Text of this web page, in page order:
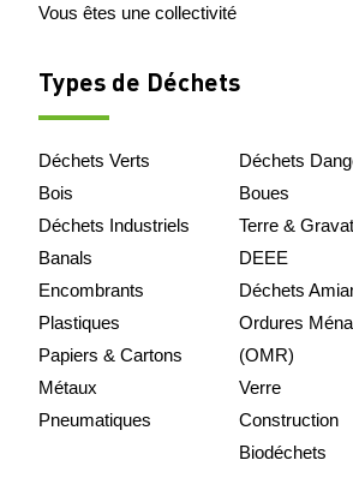
Vous êtes une collectivité
Types de Déchets
Déchets Verts
Bois
Déchets Industriels
Banals
Encombrants
Plastiques
Papiers & Cartons
Métaux
Pneumatiques
Déchets
Boues
Terre &
DEEE
Déchets
Ordures
(OMR)
Verre
Construction
Biodéchets